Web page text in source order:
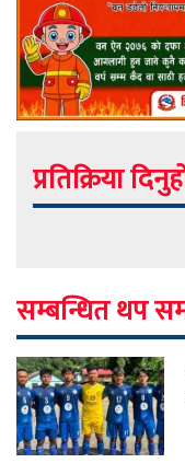
प्रतिक्रिया
सम्बन्धित थप